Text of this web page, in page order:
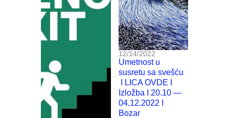
12/14/2022
Umetnost u
susretu sa svešću
I LICA OVDE I
Izložba I 20.10 —
04.12.2022 I
Bozar